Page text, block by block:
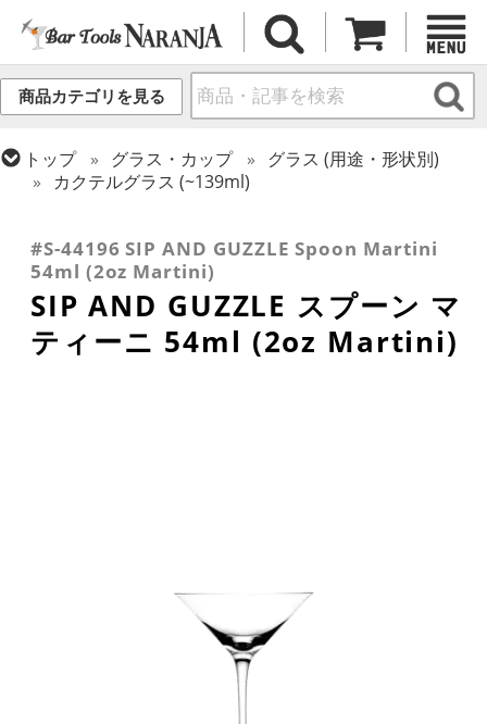
商品カテゴリを見る
トップ グラス・カップ
グラス (用途・形状別)
カクテルグラス (~139ml)
カクテルグラス (全サイズ)
#S-44196 SIP AND GUZZLE Spoon Martini
54ml (2oz Martini)
SIP AND GUZZLE スプーン マ
ティーニ 54ml (2oz Martini)